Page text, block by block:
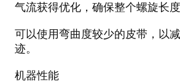
气流获得优化，确保整个螺旋长
可以使用弯曲度较少的皮带，以
迹。
机器性能